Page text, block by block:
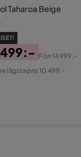
Taharoa Beige
499:-
Förr14 999:-
lägsta pris 10 499:-